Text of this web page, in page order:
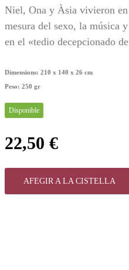
Niel, Ona y Àsia vivieron en
mesura del sexo, la música
en el «tedio decepcionado
Dimensions:210 x 140 x 26 cm
Peso:250 gr
Disponible
22,50 €
AFEGIR A LA CISTELLA